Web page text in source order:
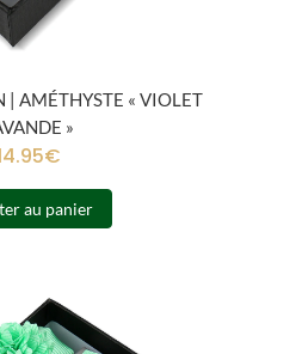
| AMÉTHYSTE « VIOLET
»
€
au panier